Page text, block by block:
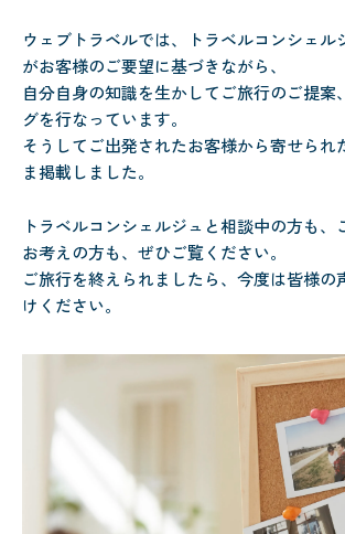
ウェブトラベルでは、トラベルコンシェル
がお客様のご要望に基づきながら、
自分自身の知識を生かしてご旅行のご提案
グを行なっています。
そうしてご出発されたお客様から寄せられ
ま掲載しました。
トラベルコンシェルジュと相談中の方も、
お考えの方も、ぜひご覧ください。
ご旅行を終えられましたら、今度は皆様の
けください。